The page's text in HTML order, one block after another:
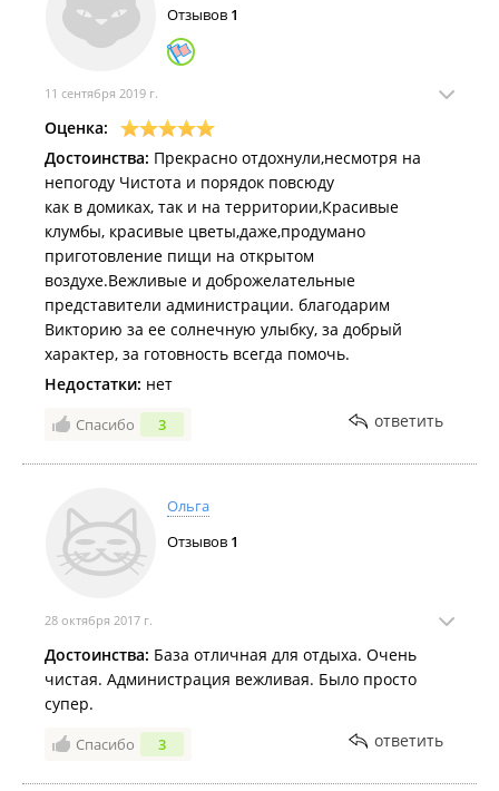
Отзывов 1
11 сентября 2019 г.
Оценка:
Достоинства: Прекрасно отдохнули,несмотря на
непогоду Чистота и порядок повсюду
как в домиках, так и на территории,Красивые
клумбы, красивые цветы,даже,продумано
приготовление пищи на открытом
воздухе.Вежливые и доброжелательные
представители администрации. благодарим
Викторию за ее солнечную улыбку, за добрый
характер, за готовность всегда помочь.
Недостатки: нет
Спасибо 3 ответить
Ольга
Отзывов 1
28 октября 2017 г.
Достоинства: База отличная для отдыха. Очень
чистая. Администрация вежливая. Было просто
супер.
Спасибо 3 ответить